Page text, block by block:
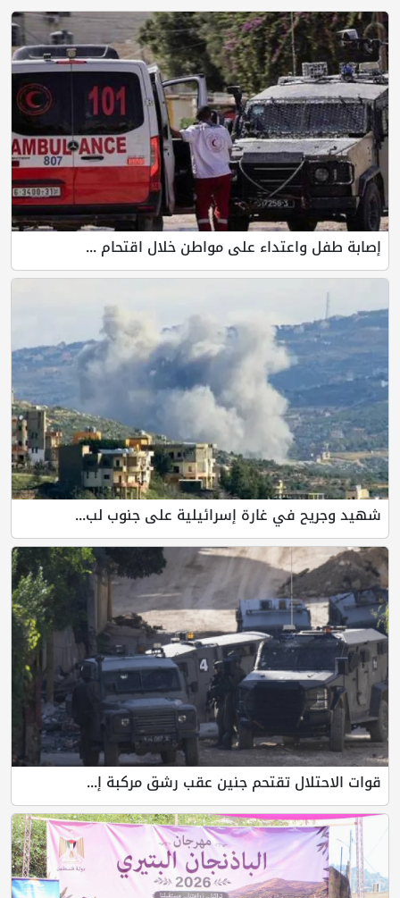
إصابة طفل واعتداء على مواطن خلال اقتحام ...
شهيد وجريح في غارة إسرائيلية على جنوب لب...
قوات الاحتلال تقتحم جنين عقب رشق مركبة إ...